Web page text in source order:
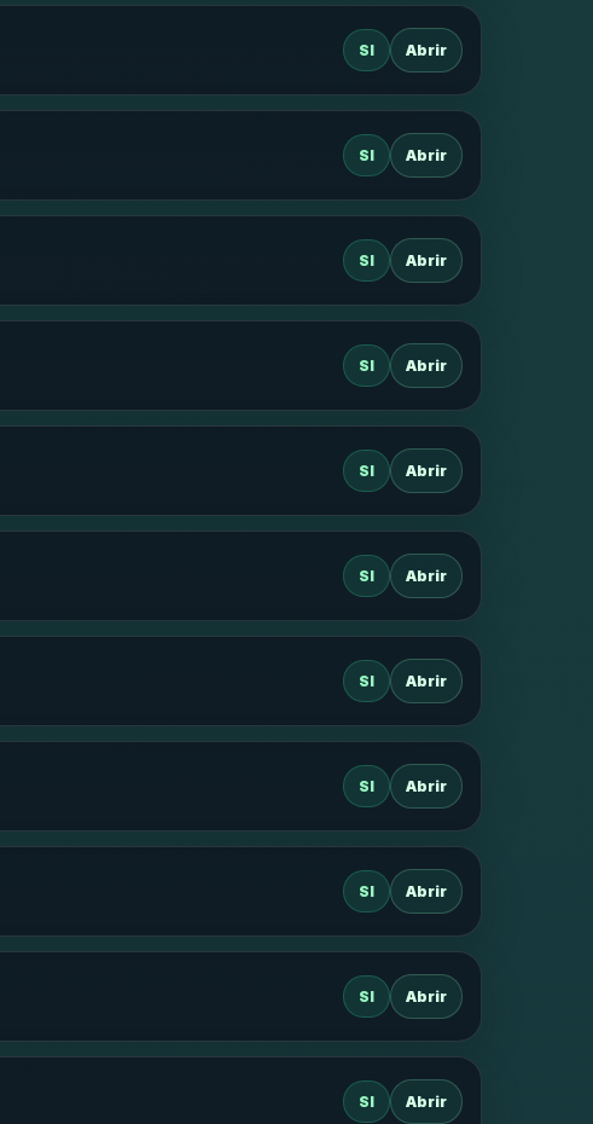
SI Abrir
SI Abrir
SI Abrir
SI Abrir
SI Abrir
SI Abrir
SI Abrir
SI Abrir
SI Abrir
SI Abrir
SI Abrir